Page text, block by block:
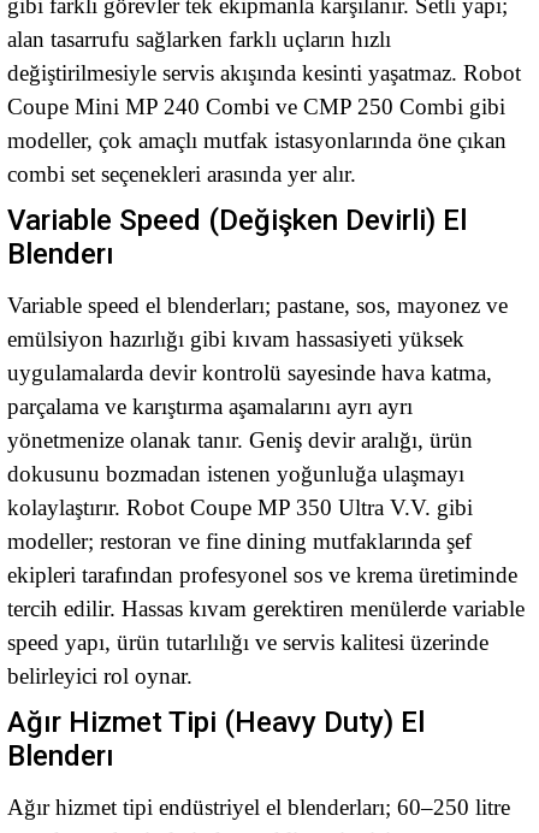
gibi farklı görevler tek ekipmanla karşılanır. Setli yapı;
alan tasarrufu sağlarken farklı uçların hızlı
değiştirilmesiyle servis akışında kesinti yaşatmaz. Robot
Coupe Mini MP 240 Combi ve CMP 250 Combi gibi
modeller, çok amaçlı mutfak istasyonlarında öne çıkan
combi set seçenekleri arasında yer alır.
Variable Speed (Değişken Devirli) El
Blenderı
Variable speed el blenderları; pastane, sos, mayonez ve
emülsiyon hazırlığı gibi kıvam hassasiyeti yüksek
uygulamalarda devir kontrolü sayesinde hava katma,
parçalama ve karıştırma aşamalarını ayrı ayrı
yönetmenize olanak tanır. Geniş devir aralığı, ürün
dokusunu bozmadan istenen yoğunluğa ulaşmayı
kolaylaştırır. Robot Coupe MP 350 Ultra V.V. gibi
modeller; restoran ve fine dining mutfaklarında şef
ekipleri tarafından profesyonel sos ve krema üretiminde
tercih edilir. Hassas kıvam gerektiren menülerde variable
speed yapı, ürün tutarlılığı ve servis kalitesi üzerinde
belirleyici rol oynar.
Ağır Hizmet Tipi (Heavy Duty) El
Blenderı
Ağır hizmet tipi endüstriyel el blenderları; 60–250 litre